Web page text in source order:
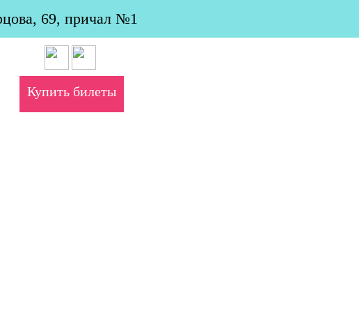
69, причал №1
Купить билеты